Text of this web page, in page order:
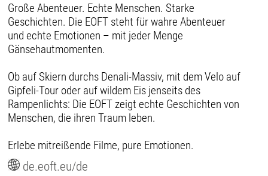
Große Abenteuer. Echte Menschen. Starke
Geschichten. Die EOFT steht für wahre Abenteuer
und echte Emotionen – mit jeder Menge
Gänsehautmomenten.
Ob auf Skiern durchs Denali-Massiv, mit dem Velo auf
Gipfeli-Tour oder auf wildem Eis jenseits des
Rampenlichts: Die EOFT zeigt echte Geschichten von
Menschen, die ihren Traum leben.
Erlebe mitreißende Filme, pure Emotionen.
de.eoft.eu/de